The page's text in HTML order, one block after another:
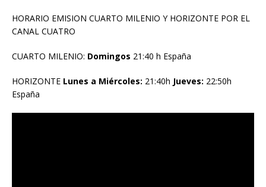
HORARIO EMISION CUARTO MILENIO Y HORIZONTE POR EL
CANAL CUATRO
CUARTO MILENIO: Domingos 21:40 h España
HORIZONTE Lunes a Miércoles: 21:40h Jueves: 22:50h
España